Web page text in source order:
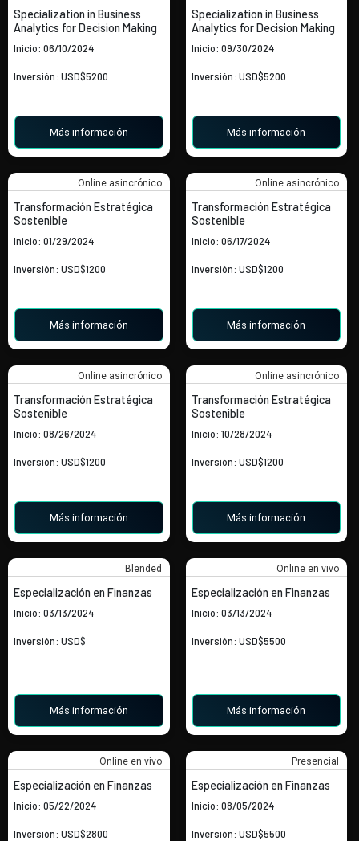
Specialization in Business
Analytics for Decision Making
Inicio: 06/10/2024
Inversión: USD$5200
Más información
Specialization in Business
Analytics for Decision Making
Inicio: 09/30/2024
Inversión: USD$5200
Más información
Transformación Estratégica
Sostenible
Inicio: 01/29/2024
Inversión: USD$1200
Online asincrónico
Más información
Transformación Estratégica
Sostenible
Inicio: 06/17/2024
Inversión: USD$1200
Online asincrónico
Más información
Transformación Estratégica
Sostenible
Inicio: 08/26/2024
Inversión: USD$1200
Online asincrónico
Más información
Transformación Estratégica
Sostenible
Inicio: 10/28/2024
Inversión: USD$1200
Online asincrónico
Más información
Especialización en Finanzas
Inicio: 03/13/2024
Inversión: USD$
Blended
Más información
Especialización en Finanzas
Inicio: 03/13/2024
Inversión: USD$5500
Online en vivo
Más información
Especialización en Finanzas
Inicio: 05/22/2024
Inversión: USD$2800
Online en vivo
Especialización en Finanzas
Inicio: 08/05/2024
Inversión: USD$5500
Presencial